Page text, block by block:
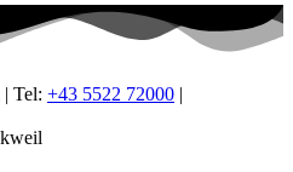
Tel: +43 5522 72000 |